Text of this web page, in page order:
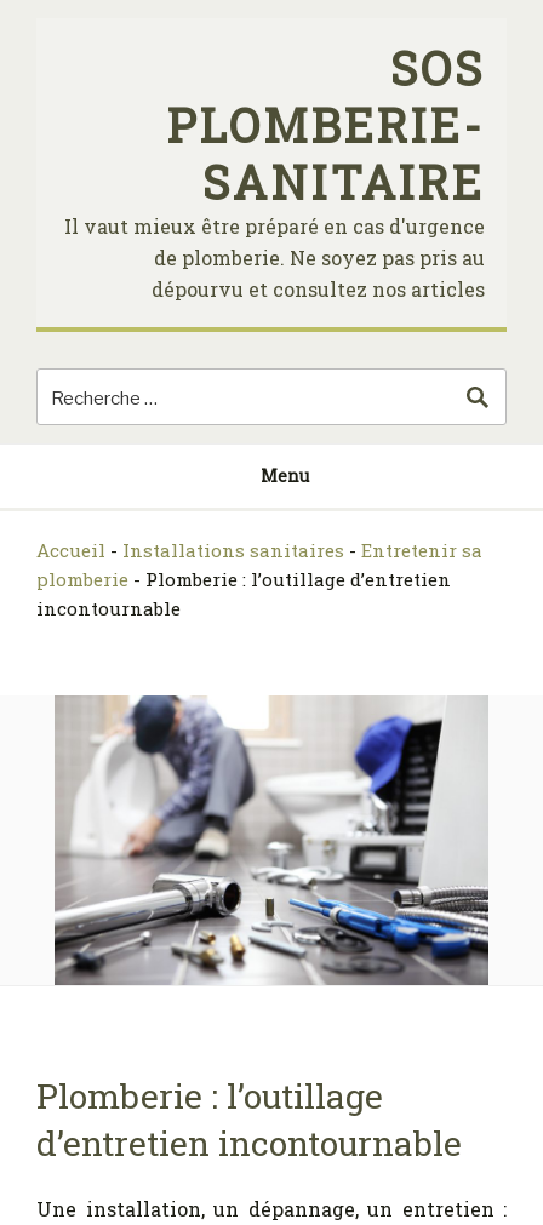
SOS
PLOMBERIE-
SANITAIRE
Il vaut mieux être préparé en cas d'urgence
de plomberie. Ne soyez pas pris au
dépourvu et consultez nos articles
Menu
Accueil - Installations sanitaires - Entretenir sa
plomberie - Plomberie : l’outillage d’entretien
incontournable
Plomberie : l’outillage
d’entretien incontournable
Une installation, un dépannage, un entretien :